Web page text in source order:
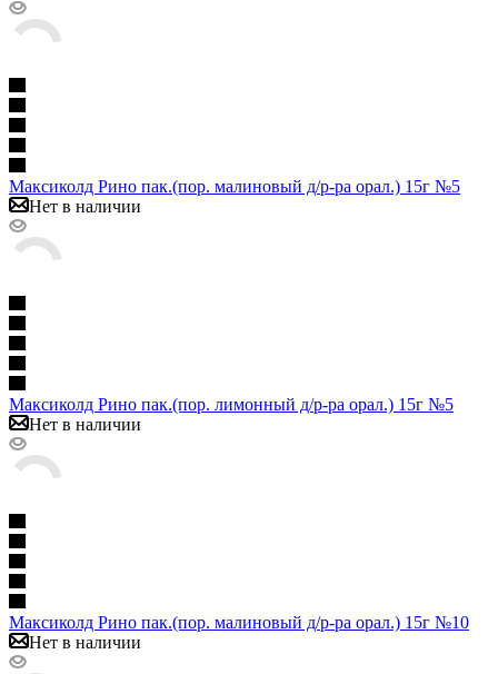
Максиколд Рино пак.(пор. малиновый д/р-ра орал.) 15г №5
Нет в наличии
Максиколд Рино пак.(пор. лимонный д/р-ра орал.) 15г №5
Нет в наличии
Максиколд Рино пак.(пор. малиновый д/р-ра орал.) 15г №10
Нет в наличии